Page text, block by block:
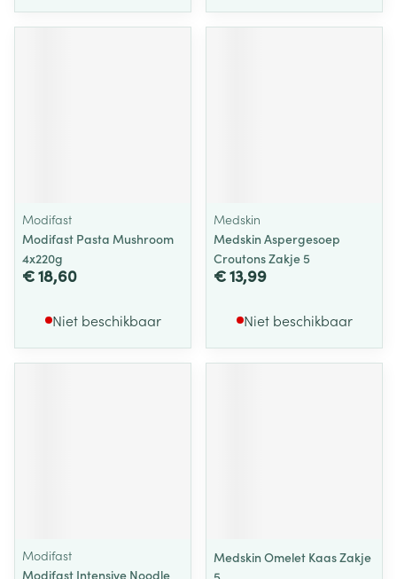
Modifast
Modifast Pasta Mushroom
4x220g
€ 18,60
Niet beschikbaar
Medskin
Medskin Aspergesoep
Croutons Zakje 5
€ 13,99
Niet beschikbaar
Modifast
Modifast Intensive Noodle
Medskin Omelet Kaas Zakje